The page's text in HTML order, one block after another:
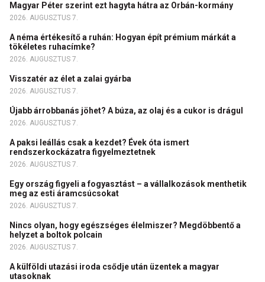
Magyar Péter szerint ezt hagyta hátra az Orbán-kormány
2026. AUGUSZTUS 7.
A néma értékesítő a ruhán: Hogyan épít prémium márkát a
tökéletes ruhacímke?
2026. AUGUSZTUS 7.
Visszatér az élet a zalai gyárba
2026. AUGUSZTUS 7.
Újabb árrobbanás jöhet? A búza, az olaj és a cukor is drágul
2026. AUGUSZTUS 7.
A paksi leállás csak a kezdet? Évek óta ismert
rendszerkockázatra figyelmeztetnek
2026. AUGUSZTUS 7.
Egy ország figyeli a fogyasztást – a vállalkozások menthetik
meg az esti áramcsúcsokat
2026. AUGUSZTUS 7.
Nincs olyan, hogy egészséges élelmiszer? Megdöbbentő a
helyzet a boltok polcain
2026. AUGUSZTUS 7.
A külföldi utazási iroda csődje után üzentek a magyar
utasoknak